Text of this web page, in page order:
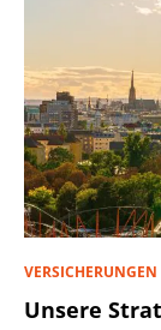
VERSICHERUNGEN
Unsere